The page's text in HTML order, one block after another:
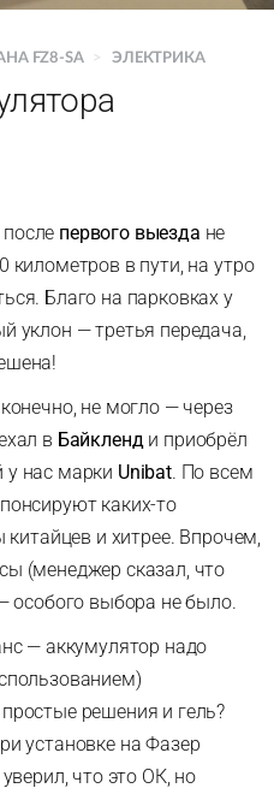
FZ8-SA > ЭЛЕКТРИКА
первого выезда не
километров в пути, на утро
Благо на парковках у
уклон — третья передача,
не могло — через
в Байкленди приобрёл
у нас марки Unibat. По всем
каких-то
и хитрее. Впрочем,
(менеджер сказал, что
особого выбора не было.
— аккумулятор надо
решения и гель?
установке на Фазер
что это ОК, но